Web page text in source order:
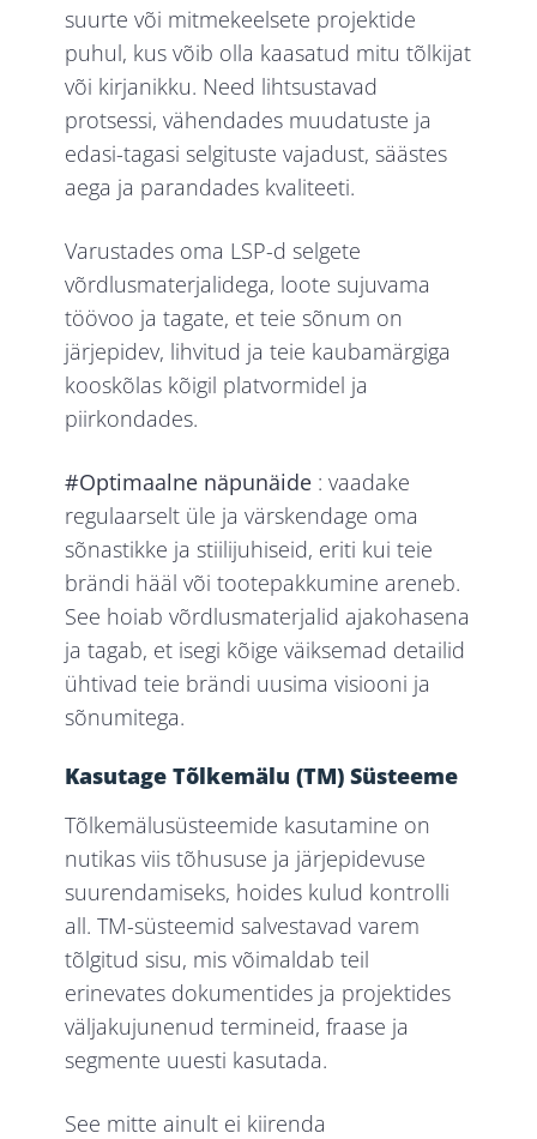
suurte või mitmekeelsete projektide
puhul, kus võib olla kaasatud mitu tõlkijat
või kirjanikku. Need lihtsustavad
protsessi, vähendades muudatuste ja
edasi-tagasi selgituste vajadust, säästes
aega ja parandades kvaliteeti.
Varustades oma LSP-d selgete
võrdlusmaterjalidega, loote sujuvama
töövoo ja tagate, et teie sõnum on
järjepidev, lihvitud ja teie kaubamärgiga
kooskõlas kõigil platvormidel ja
piirkondades.
#Optimaalne näpunäide : vaadake
regulaarselt üle ja värskendage oma
sõnastikke ja stiilijuhiseid, eriti kui teie
brändi hääl või tootepakkumine areneb.
See hoiab võrdlusmaterjalid ajakohasena
ja tagab, et isegi kõige väiksemad detailid
ühtivad teie brändi uusima visiooni ja
sõnumitega.
Kasutage Tõlkemälu (TM) Süsteeme
Tõlkemälusüsteemide kasutamine on
nutikas viis tõhususe ja järjepidevuse
suurendamiseks, hoides kulud kontrolli
all. TM-süsteemid salvestavad varem
tõlgitud sisu, mis võimaldab teil
erinevates dokumentides ja projektides
väljakujunenud termineid, fraase ja
segmente uuesti kasutada.
See mitte ainult ei kiirenda